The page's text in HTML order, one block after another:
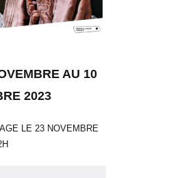
AU 10
2023
LE 23 NOVEMBRE